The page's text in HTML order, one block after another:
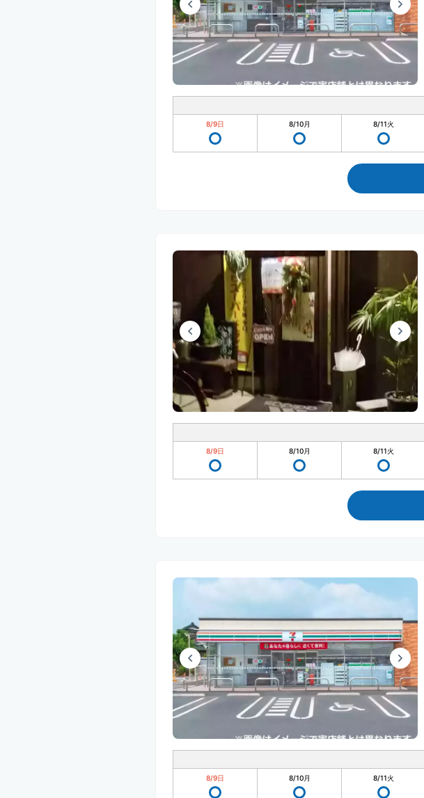
8/9日 8/10月 8/11火
8/9日 8/10月 8/11火
8/9日 8/10月 8/11火